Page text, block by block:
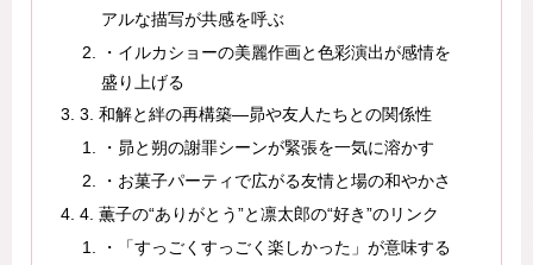
アルな描写が共感を呼ぶ
・イルカショーの美麗作画と色彩演出が感情を
盛り上げる
3. 和解と絆の再構築—昴や友人たちとの関係性
・昴と朔の謝罪シーンが緊張を一気に溶かす
・お菓子パーティで広がる友情と場の和やかさ
4. 薫子の“ありがとう”と凛太郎の“好き”のリンク
・「すっごくすっごく楽しかった」が意味する